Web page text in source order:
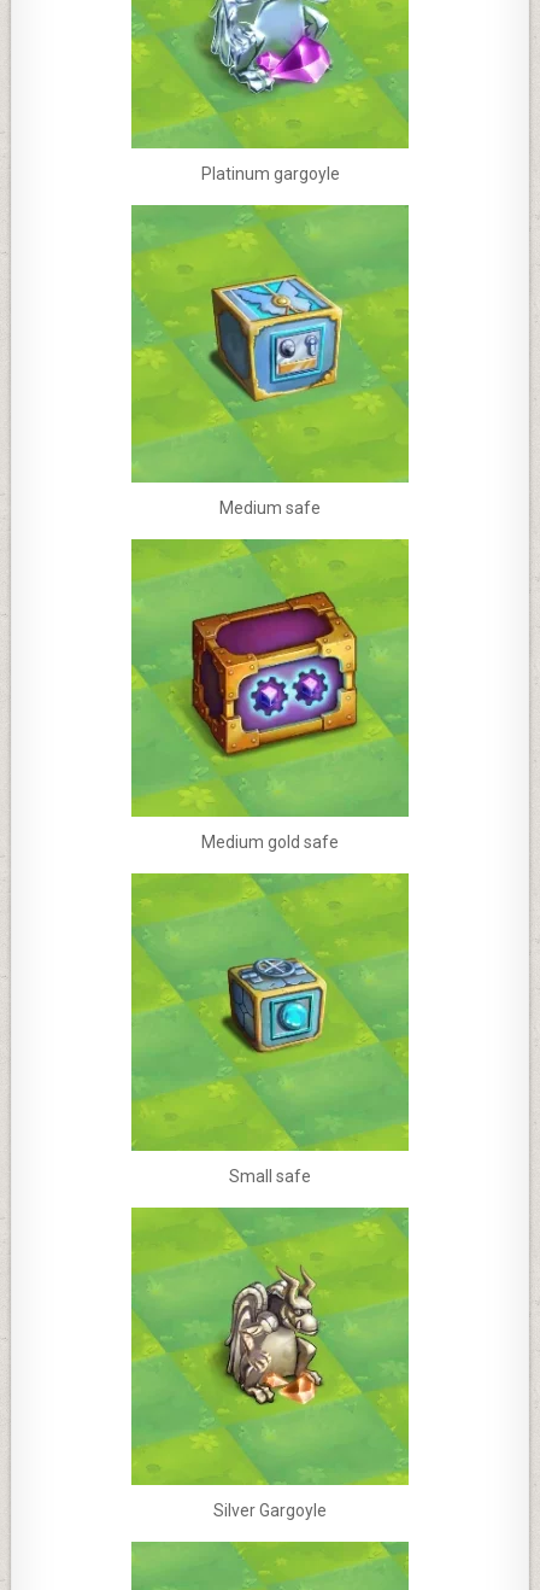
Platinum gargoyle
Medium safe
Medium gold safe
Small safe
Silver Gargoyle